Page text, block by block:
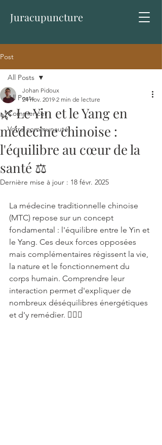
Juracupuncture
Post
All Posts
Commencer
Votre communauté
All Posts
🌿 Le Yin et le Yang en
médecine chinoise :
l'équilibre au cœur de la
santé ⚖️
Johan Pidoux
24 nov. 2019 2 min de lecture
Dernière mise à jour : 18 févr. 2025
La médecine traditionnelle chinoise
(MTC) repose sur un concept
fondamental : l'équilibre entre le Yin et
le Yang. Ces deux forces opposées
mais complémentaires régissent la vie,
la nature et le fonctionnement du
corps humain. Comprendre leur
interaction permet d'expliquer de
nombreux déséquilibres énergétiques
et d'y remédier. 🧘‍♂️✨